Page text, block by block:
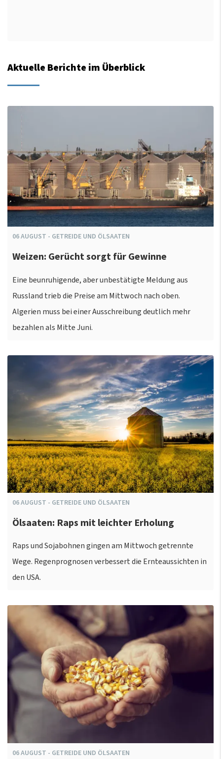
Aktuelle Berichte im Überblick
06AUGUST - GETREIDE UND ÖLSAATEN
Weizen: Gerücht sorgt für Gewinne
Eine beunruhigende, aber unbestätigte Meldung aus
Russland trieb die Preise am Mittwoch nach oben.
Algerien muss bei einer Ausschreibung deutlich mehr
bezahlen als Mitte Juni.
06AUGUST - GETREIDE UND ÖLSAATEN
Ölsaaten: Raps mit leichter Erholung
Raps und Sojabohnen gingen am Mittwoch getrennte
Wege. Regenprognosen verbessert die Ernteaussichten in
den USA.
06AUGUST - GETREIDE UND ÖLSAATEN